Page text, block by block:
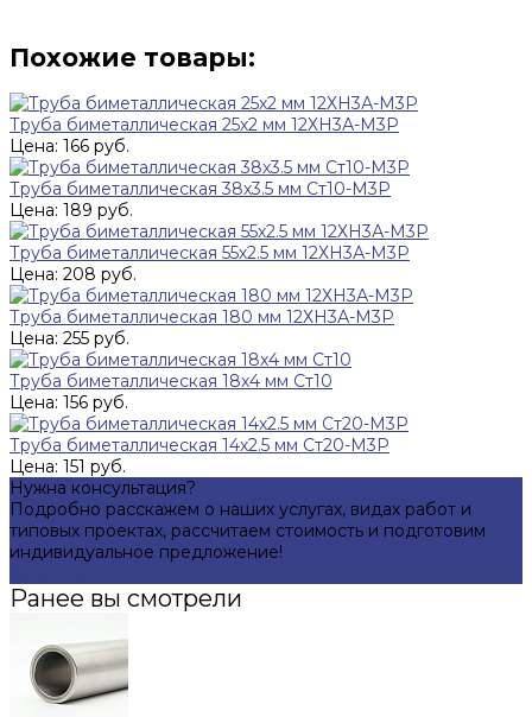
Похожие товары:
Труба биметаллическая 25х2 мм 12ХН3А-М3Р
Цена: 166 руб.
Труба биметаллическая 38х3.5 мм Ст10-М3Р
Цена: 189 руб.
Труба биметаллическая 55х2.5 мм 12ХН3А-М3Р
Цена: 208 руб.
Труба биметаллическая 180 мм 12ХН3А-М3Р
Цена: 255 руб.
Труба биметаллическая 18х4 мм Ст10
Цена: 156 руб.
Труба биметаллическая 14х2.5 мм Ст20-М3Р
Цена: 151 руб.
Нужна консультация?
Подробно расскажем о наших услугах, видах работ и
типовых проектах, рассчитаем стоимость и подготовим
индивидуальное предложение!
Ранее вы смотрели